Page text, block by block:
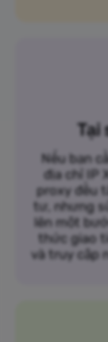
Tại
Nếu bạn
địa chỉ IP
proxy đều
tư, nhưng
lên một
thức giao
và truy cập